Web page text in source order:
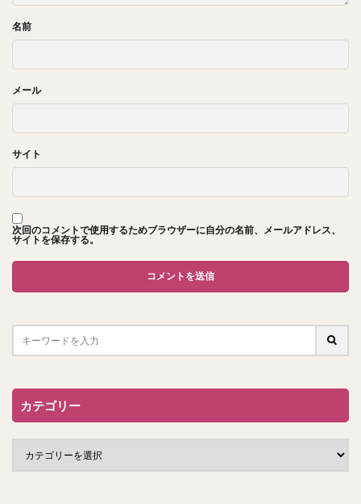
名前
メール
サイト
次回のコメントで使用するためブラウザーに自分の名前、メールアドレス、
サイトを保存する。
カテゴリー